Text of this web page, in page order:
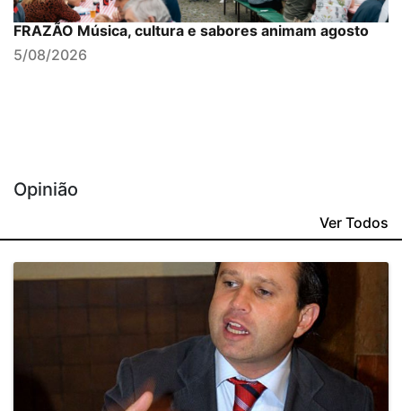
FRAZÃO Música, cultura e sabores animam agosto
5/08/2026
Opinião
Ver Todos